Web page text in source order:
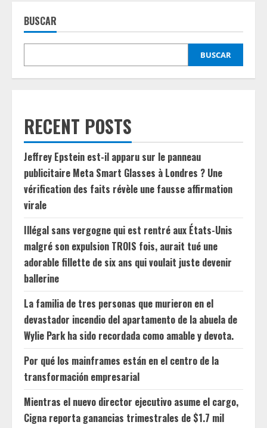
BUSCAR
BUSCAR
RECENT POSTS
Jeffrey Epstein est-il apparu sur le panneau
publicitaire Meta Smart Glasses à Londres ? Une
vérification des faits révèle une fausse affirmation
virale
Illégal sans vergogne qui est rentré aux États-Unis
malgré son expulsion TROIS fois, aurait tué une
adorable fillette de six ans qui voulait juste devenir
ballerine
La familia de tres personas que murieron en el
devastador incendio del apartamento de la abuela de
Wylie Park ha sido recordada como amable y devota.
Por qué los mainframes están en el centro de la
transformación empresarial
Mientras el nuevo director ejecutivo asume el cargo,
Cigna reporta ganancias trimestrales de $1.7 mil